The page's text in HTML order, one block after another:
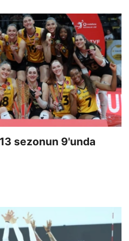
sezonun 9'unda